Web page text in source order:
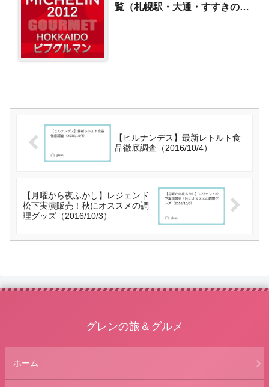
覧（札幌駅・大通・すすきのエ
【ヒルナンデス】最新レトルト食
品徹底調査（2016/10/4）
【月曜から夜ふかし】レジェンド
松下実演販売！秋にオススメの調
理グッズ（2016/10/3）
グレンの旅＆グルメ
ホーム